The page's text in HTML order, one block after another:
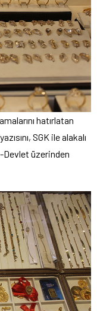
hatırlatan
SGK ile alakalı
Devlet üzerinden